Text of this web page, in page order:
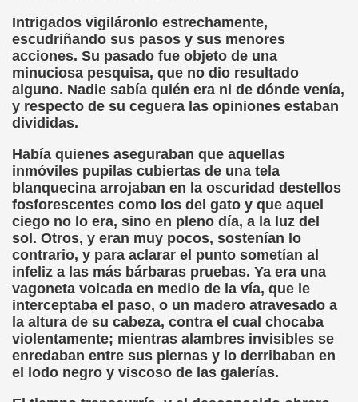
Intrigados vigiláronlo estrechamente,
escudriñando sus pasos y sus menores
acciones. Su pasado fue objeto de una
minuciosa pesquisa, que no dio resultado
alguno. Nadie sabía quién era ni de dónde venía,
y respecto de su ceguera las opiniones estaban
divididas.
Había quienes aseguraban que aquellas
inmóviles pupilas cubiertas de una tela
blanquecina arrojaban en la oscuridad destellos
fosforescentes como los del gato y que aquel
ciego no lo era, sino en pleno día, a la luz del
sol. Otros, y eran muy pocos, sostenían lo
contrario, y para aclarar el punto sometían al
infeliz a las más bárbaras pruebas. Ya era una
vagoneta volcada en medio de la vía, que le
interceptaba el paso, o un madero atravesado a
la altura de su cabeza, contra el cual chocaba
violentamente; mientras alambres invisibles se
enredaban entre sus piernas y lo derribaban en
el lodo negro y viscoso de las galerías.
Rosell Vera)
de los Niños Invidentes hasta la Puesta en Marcha de
de Pasado, de Presente y de Futuro (Equipos del
(Pedro Zurita)
(Pedro Zurita)
(Pedro Zurita)
Euskera (Pedro Zurita)
de San Ovidio (Roberto Enjuto)
Soto Galán)
(M. R. Olson)
Fellenius)